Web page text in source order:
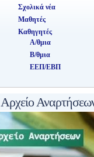
Σχολικά νέα
Μαθητές
Καθηγητές
Α/θμια
Β/θμια
ΕΕΠ/ΕΒΠ
Αρχείο